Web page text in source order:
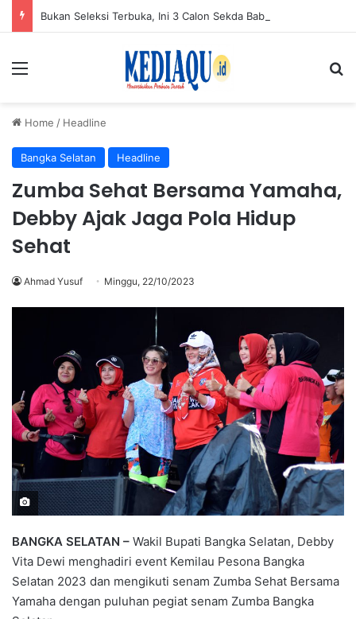
Menu
Home / Headline
Bangka Selatan Headline
Zumba Sehat Bersama Yamaha,
Debby Ajak Jaga Pola Hidup
Sehat
Ahmad Yusuf Minggu, 22/10/2023
BANGKA SELATAN – Wakil Bupati Bangka Selatan, Debby
Vita Dewi menghadiri event Kemilau Pesona Bangka
Selatan 2023 dan mengikuti senam Zumba Sehat Bersama
Yamaha dengan puluhan pegiat senam Zumba Bangka